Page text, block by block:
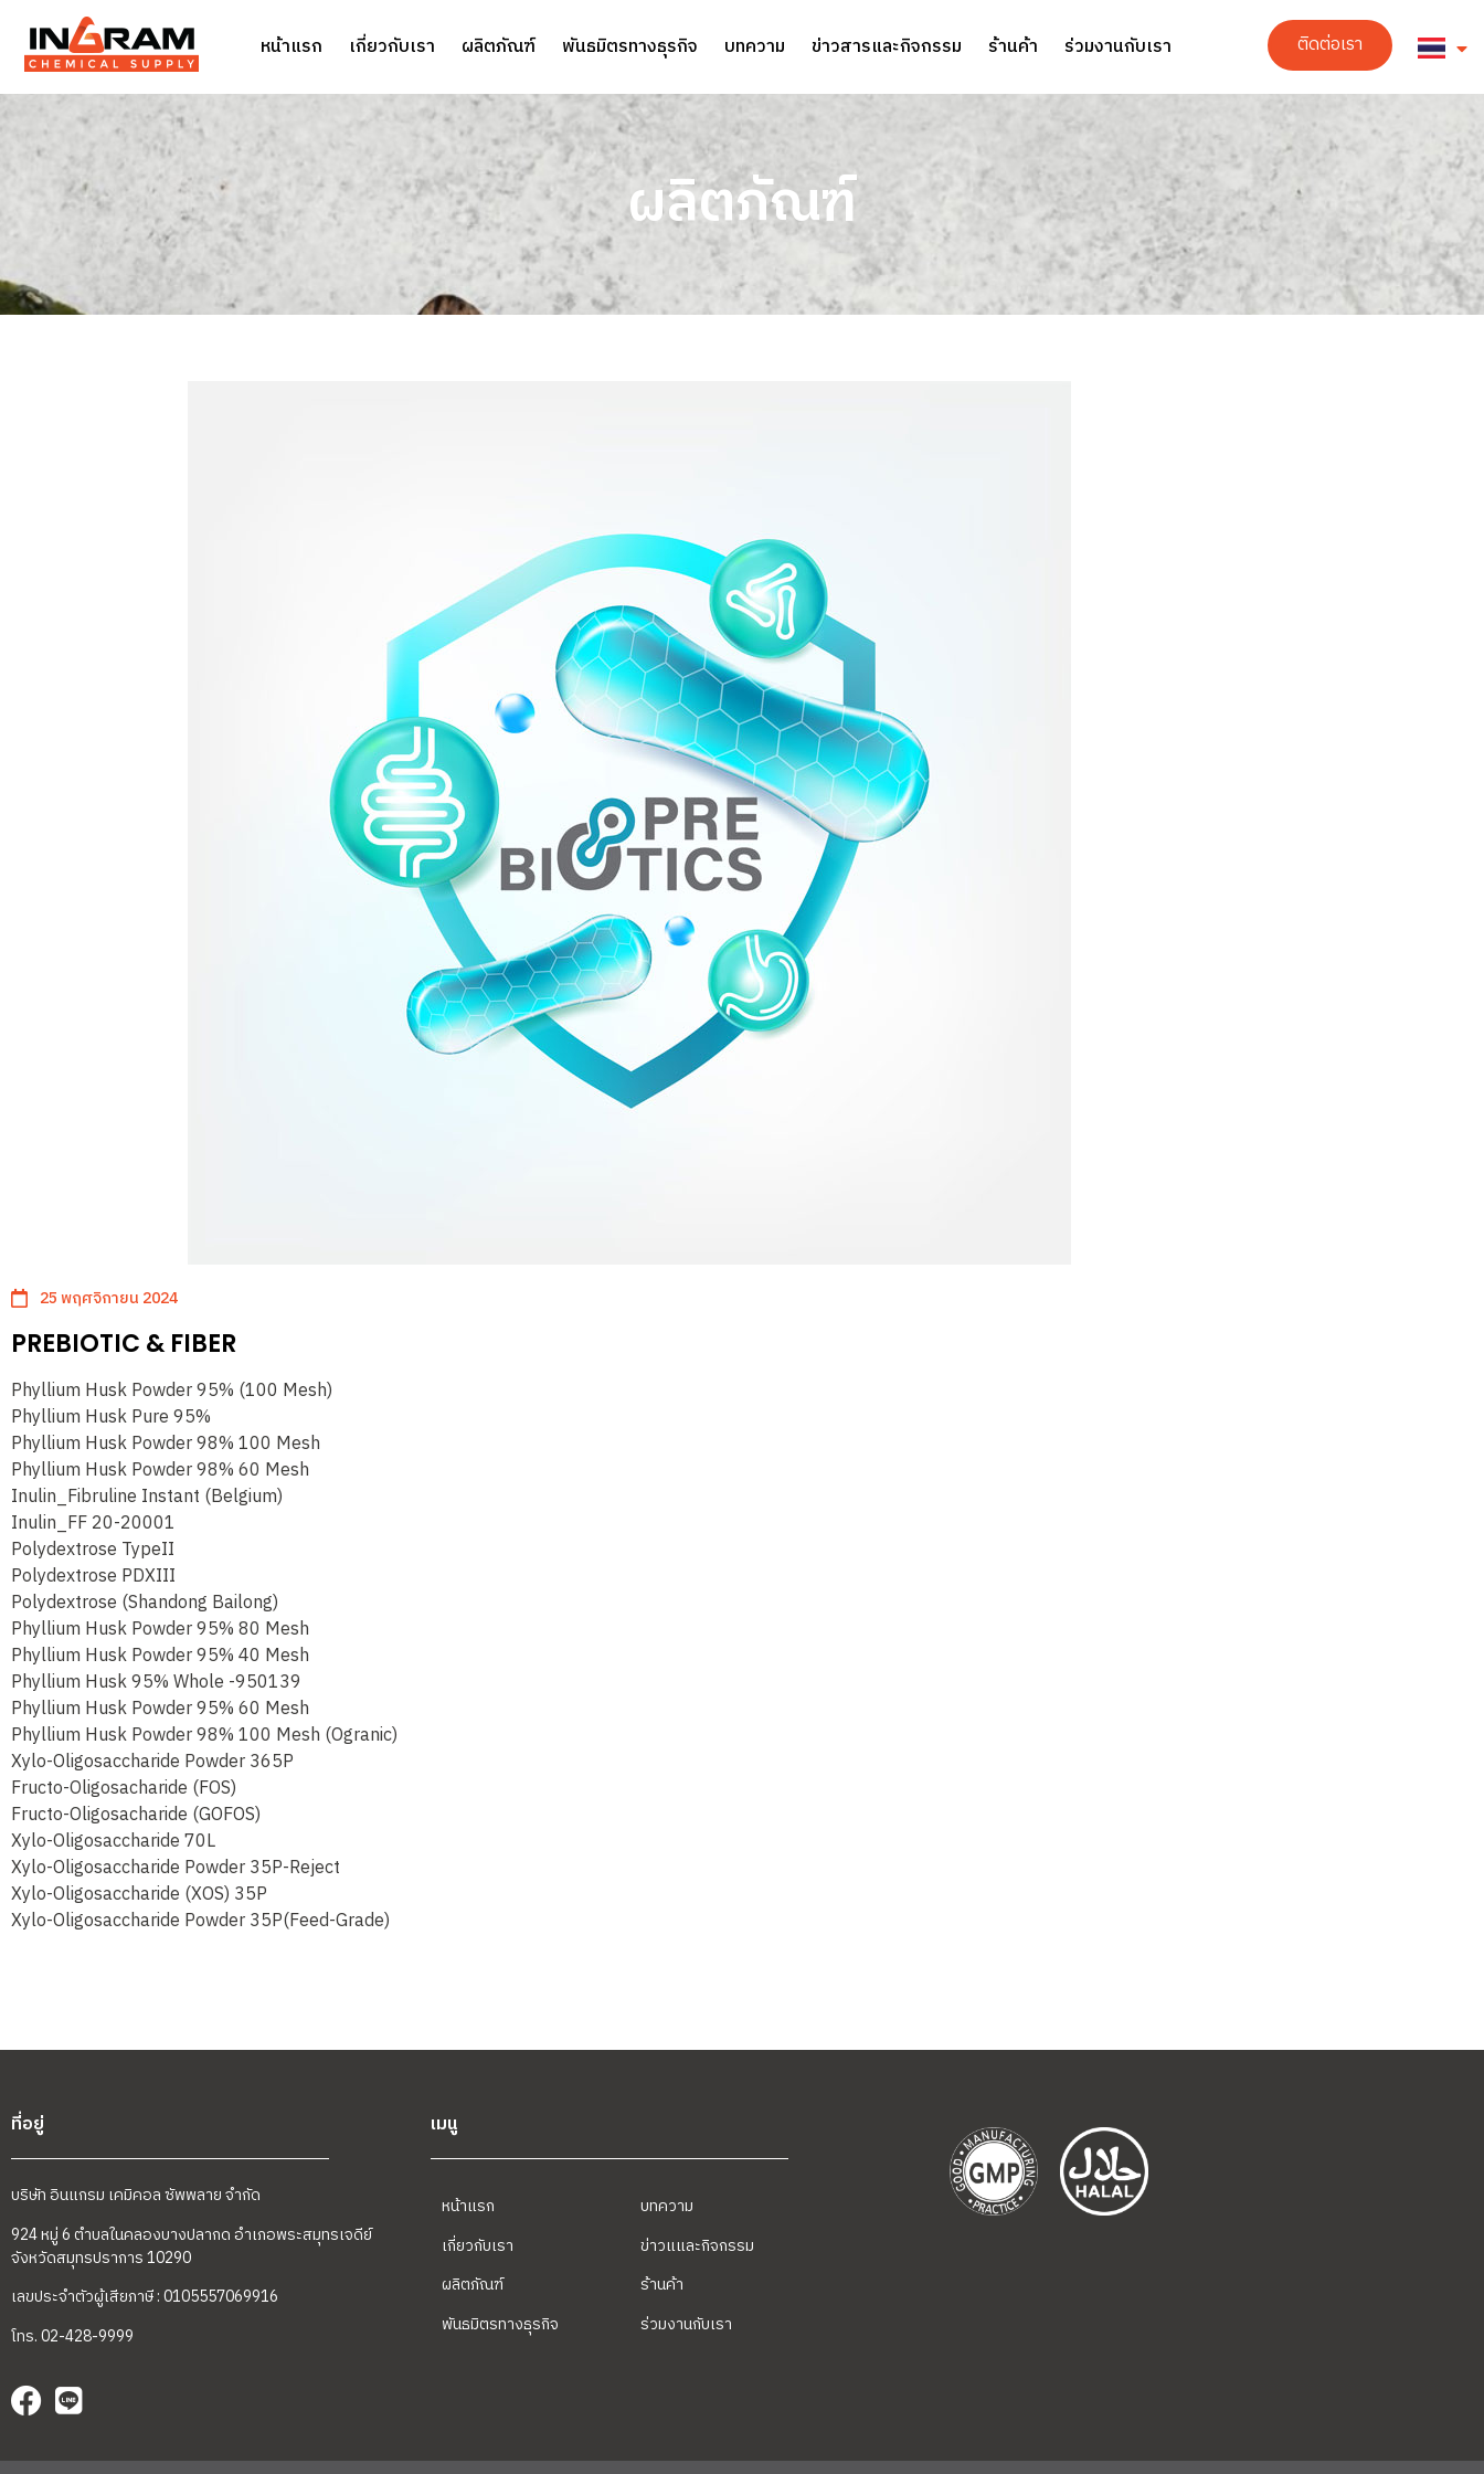
หน้าแรก เกี่ยวกับเรา ผลิตภัณฑ์ พันธมิตรทางธุรกิจ บทความ ข่าวสารและกิจกรรม ร้านค้า ร่วมงานกับเรา ติดต่อเรา
ผลิตภัณฑ์
25 พฤศจิกายน 2024
PREBIOTIC & FIBER
Phyllium Husk Powder 95% (100 Mesh)
Phyllium Husk Pure 95%
Phyllium Husk Powder 98% 100 Mesh
Phyllium Husk Powder 98% 60 Mesh
Inulin_Fibruline Instant (Belgium)
Inulin_FF 20-20001
Polydextrose TypeII
Polydextrose PDXIII
Polydextrose (Shandong Bailong)
Phyllium Husk Powder 95% 80 Mesh
Phyllium Husk Powder 95% 40 Mesh
Phyllium Husk 95% Whole -950139
Phyllium Husk Powder 95% 60 Mesh
Phyllium Husk Powder 98% 100 Mesh (Ogranic)
Xylo-Oligosaccharide Powder 365P
Fructo-Oligosacharide (FOS)
Fructo-Oligosacharide (GOFOS)
Xylo-Oligosaccharide 70L
Xylo-Oligosaccharide Powder 35P-Reject
Xylo-Oligosaccharide (XOS) 35P
Xylo-Oligosaccharide Powder 35P(Feed-Grade)
ที่อยู่
บริษัท อินแกรม เคมิคอล ซัพพลาย จำกัด
924 หมู่ 6 ตำบลในคลองบางปลากด อำเภอพระสมุทรเจดีย์
จังหวัดสมุทรปราการ 10290
เลขประจำตัวผู้เสียภาษี : 0105557069916
โทร. 02-428-9999
เมนู
หน้าแรก
เกี่ยวกับเรา
ผลิตภัณฑ์
พันธมิตรทางธุรกิจ
บทความ
ข่าวแและกิจกรรม
ร้านค้า
ร่วมงานกับเรา